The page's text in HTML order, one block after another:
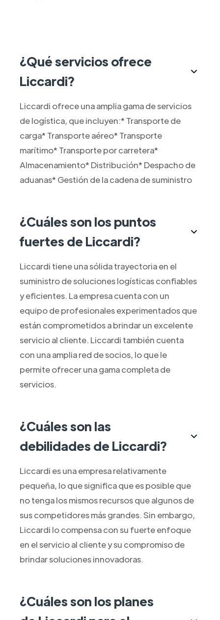
¿Qué servicios ofrece
Liccardi?
Liccardi ofrece una amplia gama de servicios
de logística, que incluyen:* Transporte de
carga* Transporte aéreo* Transporte
marítimo* Transporte por carretera*
Almacenamiento* Distribución* Despacho de
aduanas* Gestión de la cadena de suministro
¿Cuáles son los puntos
fuertes de Liccardi?
Liccardi tiene una sólida trayectoria en el
suministro de soluciones logísticas confiables
y eficientes. La empresa cuenta con un
equipo de profesionales experimentados que
están comprometidos a brindar un excelente
servicio al cliente. Liccardi también cuenta
con una amplia red de socios, lo que le
permite ofrecer una gama completa de
servicios.
¿Cuáles son las
debilidades de Liccardi?
Liccardi es una empresa relativamente
pequeña, lo que significa que es posible que
no tenga los mismos recursos que algunos de
sus competidores más grandes. Sin embargo,
Liccardi lo compensa con su fuerte enfoque
en el servicio al cliente y su compromiso de
brindar soluciones innovadoras.
¿Cuáles son los planes